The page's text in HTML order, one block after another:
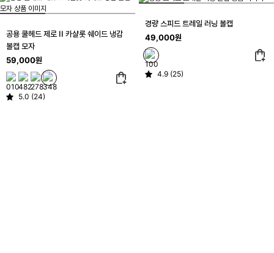
공용 쿨헤드 제로 II 카샬롯 쉐이드 냉감
볼캡 모자
59,000원
5.0 (24)
경량 스피드 트레일 러닝 볼캡
49,000원
4.9 (25)